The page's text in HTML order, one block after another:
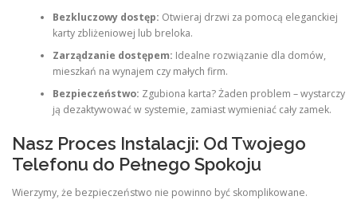
Bezkluczowy dostęp: Otwieraj drzwi za pomocą eleganckiej
karty zbliżeniowej lub breloka.
Zarządzanie dostępem: Idealne rozwiązanie dla domów,
mieszkań na wynajem czy małych firm.
Bezpieczeństwo: Zgubiona karta? Żaden problem – wystarczy
ją dezaktywować w systemie, zamiast wymieniać cały zamek.
Nasz Proces Instalacji: Od Twojego
Telefonu do Pełnego Spokoju
Wierzymy, że bezpieczeństwo nie powinno być skomplikowane.